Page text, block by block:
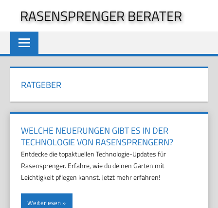
springen
RASENSPRENGER BERATER
RATGEBER
WELCHE NEUERUNGEN GIBT ES IN DER
TECHNOLOGIE VON RASENSPRENGERN?
Entdecke die topaktuellen Technologie-Updates für
Rasensprenger. Erfahre, wie du deinen Garten mit
Leichtigkeit pflegen kannst. Jetzt mehr erfahren!
Weiterlesen